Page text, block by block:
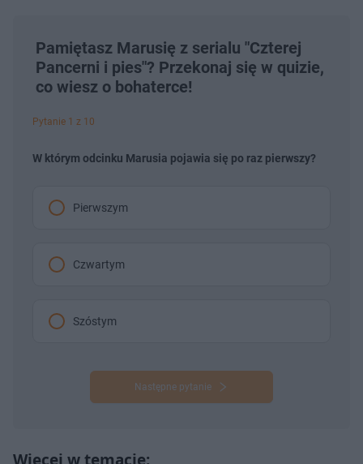
Pamiętasz Marusię z serialu "Czterej
Pancerni i pies"? Przekonaj się w quizie,
co wiesz o bohaterce!
Pytanie 1 z 10
W którym odcinku Marusia pojawia się po raz pierwszy?
Pierwszym
Czwartym
Szóstym
Następne pytanie